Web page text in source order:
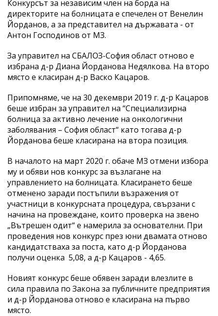
Конкурсът за независим член на борда на
директорите на болницата е спечелен от Венелин
Йорданов, а за представител на държавата - от
Антон Господинов от МЗ.
За управител на СБАЛОЗ-София област отново е
избрана д-р Диана Йорданова Недялкова. На второ
място е класиран д-р Васко Кацаров.
Припомняме, че на 30 декември 2019 г. д-р Кацаров
беше избран за управител на “Специализирна
болница за активно лечение на онкологични
заболявания – София област“ като тогава д-р
Йорданова беше класирана на втора позиция.
В началото на март 2020 г. обаче МЗ отмени избора
му и обяви нов конкурс за възлагане на
управлението на болницата. Класирането беше
отменено заради постъпили възражения от
участници в конкурсната процедура, свързани с
начина на провеждане, които проверка на звено
„Вътрешен одит“ е намерила за основателни. При
проведения нов конкурс през юни двамата отново
кандидатстваха за поста, като д-р Йорданова
получи оценка 5,08, а д-р Кацаров - 4,65.
Новият конкурс беше обявен заради влезлите в
сила правила по Закона за публичните предприятия
и д-р Йорданова отново е класирана на първо
място.